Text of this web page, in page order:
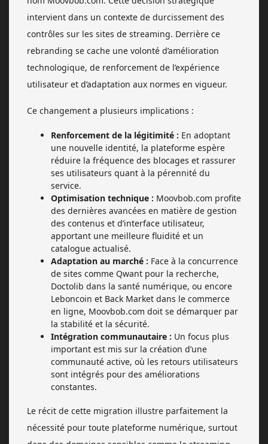
intervient dans un contexte de durcissement des
contrôles sur les sites de streaming. Derrière ce
rebranding se cache une volonté d’amélioration
technologique, de renforcement de l’expérience
utilisateur et d’adaptation aux normes en vigueur.
Ce changement a plusieurs implications :
Renforcement de la légitimité : En adoptant
une nouvelle identité, la plateforme espère
réduire la fréquence des blocages et rassurer
ses utilisateurs quant à la pérennité du
service.
Optimisation technique : Moovbob.com profite
des dernières avancées en matière de gestion
des contenus et d’interface utilisateur,
apportant une meilleure fluidité et un
catalogue actualisé.
Adaptation au marché : Face à la concurrence
de sites comme Qwant pour la recherche,
Doctolib dans la santé numérique, ou encore
Leboncoin et Back Market dans le commerce
en ligne, Moovbob.com doit se démarquer par
la stabilité et la sécurité.
Intégration communautaire : Un focus plus
important est mis sur la création d’une
communauté active, où les retours utilisateurs
sont intégrés pour des améliorations
constantes.
Le récit de cette migration illustre parfaitement la
nécessité pour toute plateforme numérique, surtout